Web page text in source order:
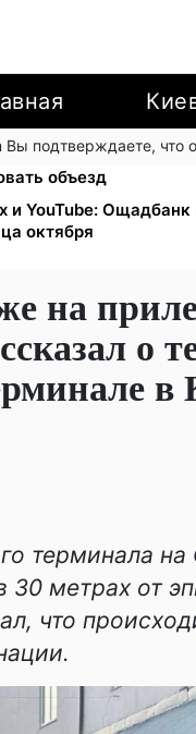
подтверждаете, что
7-10
объезд
и YouTube:
октября
на
о
в
терминала
30 метрах от
что